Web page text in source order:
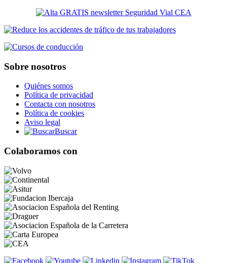
Sobre nosotros
Quiénes somos
Política de privacidad
Contacta con nosotros
Política de cookies
Aviso legal
Buscar
Colaboramos con